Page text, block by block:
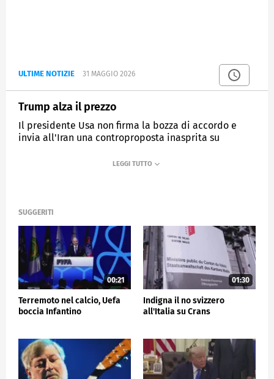
ULTIME NOTIZIE 31 MAGGIO 2026
Trump alza il prezzo
Il presidente Usa non firma la bozza di accordo e
invia all'Iran una controproposta inasprita su
SUGGERITI
00:21
Terremoto nel calcio, Uefa
boccia Infantino
01:30
Indigna il no svizzero
all'Italia su Crans